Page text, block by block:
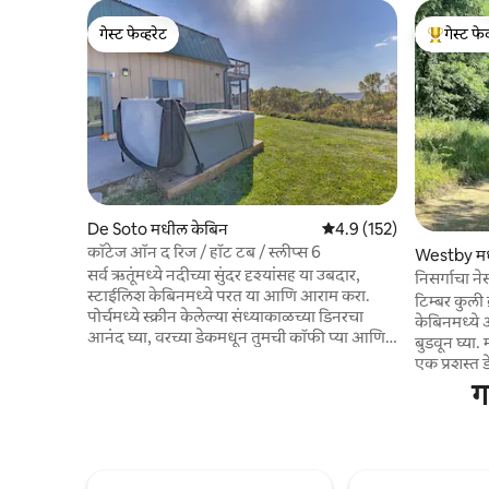
गेस्ट फेव्हरेट
गेस्ट फेव्हरेट
De Soto मधील केबिन 5 पैकी 4.9 सरासरी रेटिंग,
4.9 (152)
कॉटेज ऑन द रिज / हॉट टब / स्लीप्स 6
सर्व ऋतूंमध्ये नदीच्या सुंदर दृश्यांसह या उबदार,
स्टाईलिश केबिनमध्ये परत या आणि आराम करा.
पोर्चमध्ये स्क्रीन केलेल्या संध्याकाळच्या डिनरचा
आनंद घ्या, वरच्या डेकमधून तुमची कॉफी प्या आणि
टॉप गेस्ट
गेस्ट
Westby
निसर्गाचा
टिम्बर कुली
केबिनमध्ये
बुडवून घ्या.
एक प्रशस्त
प्रकारच्या
करतात.